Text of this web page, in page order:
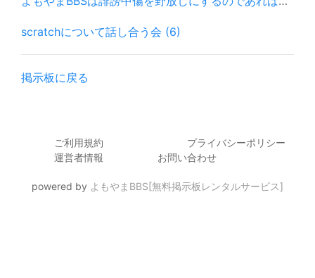
scratchについて話し合う会 (6)
掲示板に戻る
ご利用規約
プライバシーポリシー
運営者情報
お問い合わせ
powered by よもやまBBS[無料掲示板レンタルサービス]